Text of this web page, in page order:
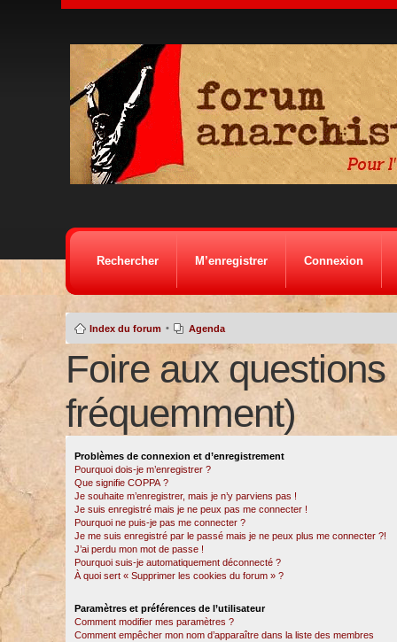
Rechercher M’enregistrer Connexion
Index du forum • Agenda
Foire aux
fréquemment)
Problèmes de connexion et d’enregistrement
Pourquoi dois-je m’enregistrer ?
Que signifie COPPA ?
Je souhaite m’enregistrer, mais je n’y parviens pas !
Je suis enregistré mais je ne peux pas me connecter !
Pourquoi ne puis-je pas me connecter ?
Je me suis enregistré par le passé mais je ne peux plus me connecter ?!
J’ai perdu mon mot de passe !
Pourquoi suis-je automatiquement déconnecté ?
À quoi sert « Supprimer les cookies du forum » ?
Paramètres et préférences de l’utilisateur
Comment modifier mes paramètres ?
Comment empêcher mon nom d’apparaître dans la liste des membres